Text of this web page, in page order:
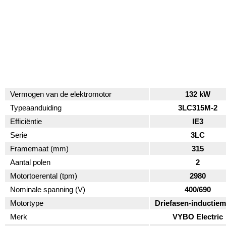
Vermogen van de elektromotor
132 kW
Typeaanduiding
3LC315M-2
Efficiëntie
IE3
Serie
3LC
Framemaat (mm)
315
Aantal polen
2
Motortoerental (tpm)
2980
Nominale spanning (V)
400/690
Motortype
Driefasen-
Merk
VYBO Electric